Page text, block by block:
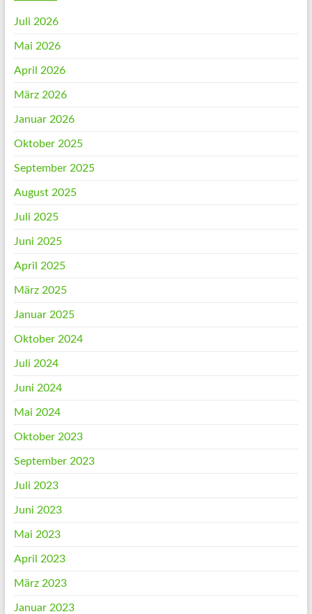
Juli 2026
Mai 2026
April 2026
März 2026
Januar 2026
Oktober 2025
September 2025
August 2025
Juli 2025
Juni 2025
April 2025
März 2025
Januar 2025
Oktober 2024
Juli 2024
Juni 2024
Mai 2024
Oktober 2023
September 2023
Juli 2023
Juni 2023
Mai 2023
April 2023
März 2023
Januar 2023